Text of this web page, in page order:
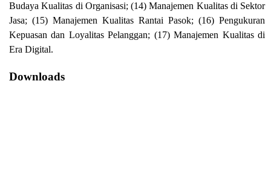
Budaya Kualitas di Organisasi; (14) Manajemen Kualitas di Sektor
Jasa; (15) Manajemen Kualitas Rantai Pasok; (16) Pengukuran
Kepuasan dan Loyalitas Pelanggan; (17) Manajemen Kualitas di
Era Digital.
Downloads